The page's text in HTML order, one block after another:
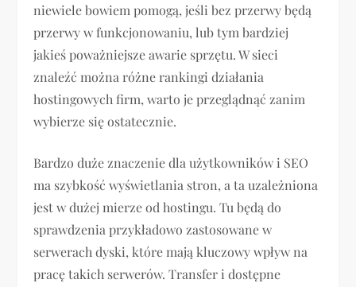
niewiele bowiem pomogą, jeśli bez przerwy będą
przerwy w funkcjonowaniu, lub tym bardziej
jakieś poważniejsze awarie sprzętu. W sieci
znaleźć można różne rankingi działania
hostingowych firm, warto je przeglądnąć zanim
wybierze się ostatecznie.
Bardzo duże znaczenie dla użytkowników i SEO
ma szybkość wyświetlania stron, a ta uzależniona
jest w dużej mierze od hostingu. Tu będą do
sprawdzenia przykładowo zastosowane w
serwerach dyski, które mają kluczowy wpływ na
pracę takich serwerów. Transfer i dostępne